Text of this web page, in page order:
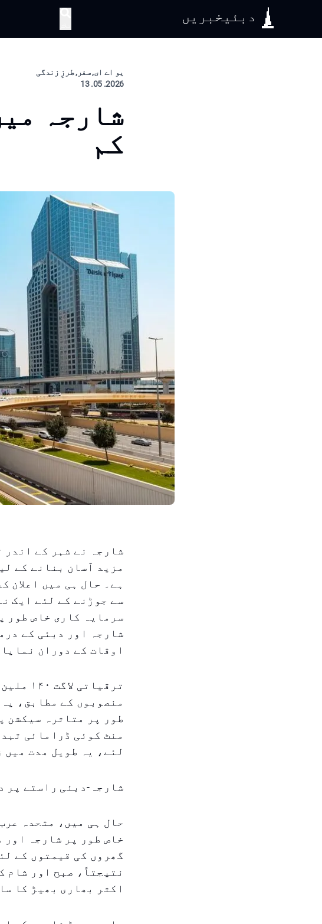
دبئیخبریں
یو اے ای, سفر, طرزِ زندگی
2026. 05. 13
شارجہ
کم
شارجہ نے شہر کے اندر
مزید آسان بنانے کے
ہے۔ حال ہی میں اعلان
سے جوڑنے کے لئے ایک
سرمایہ کاری خاص طور
شارجہ اور دبئی کے
اوقات کے دوران
منصوبوں کے مطابق،
طور پر متاثرہ سیکشن
منٹ کوئی ڈرامائی
لئے، یہ طویل مدت میں
شارجہ-دبئی راستے پر
حال ہی میں، متحدہ
خاص طور پر شارجہ اور
گھروں کی قیمتوں کے
نتیجتاً، صبح اور شام
اکثر بھاری بھیڑ کا